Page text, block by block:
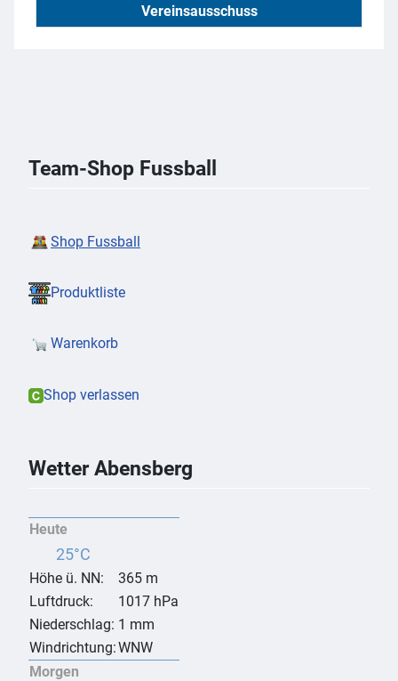
Vereinsausschuss
Team-Shop Fussball
Shop Fussball
Produktliste
Warenkorb
Shop verlassen
Wetter Abensberg
Heute
25°C
Höhe ü. NN:
365 m
Luftdruck:
1017 hPa
Niederschlag: 1 mm
Windrichtung:WNW
Morgen